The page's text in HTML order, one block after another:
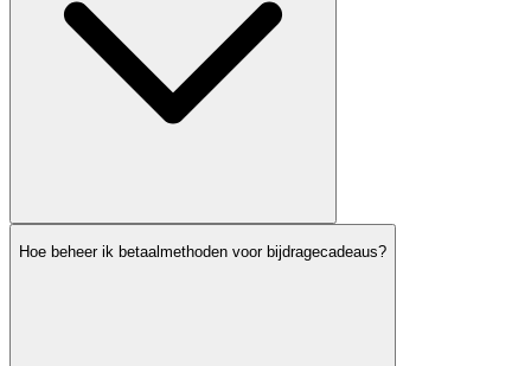
Hoe beheer ik betaalmethoden voor bijdragecadeaus?